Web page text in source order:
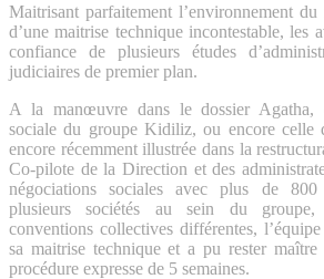
Maitrisant parfaitement l’environnement
d’une maitrise technique incontestable, les
confiance de plusieurs études
judiciaires de premier plan.
A la manœuvre dans le dossier Agatha,
sociale du groupe Kidiliz, ou encore celle
encore récemment illustrée dans la
Co-pilote de la Direction et des
négociations sociales avec plus de 800
plusieurs sociétés au sein du groupe,
conventions collectives différentes,
sa maitrise technique et a pu rester maître
procédure expresse de 5 semaines.